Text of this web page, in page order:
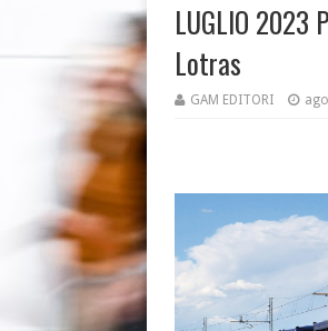
LUGLIO 2023
Lotras
GAM EDITORI